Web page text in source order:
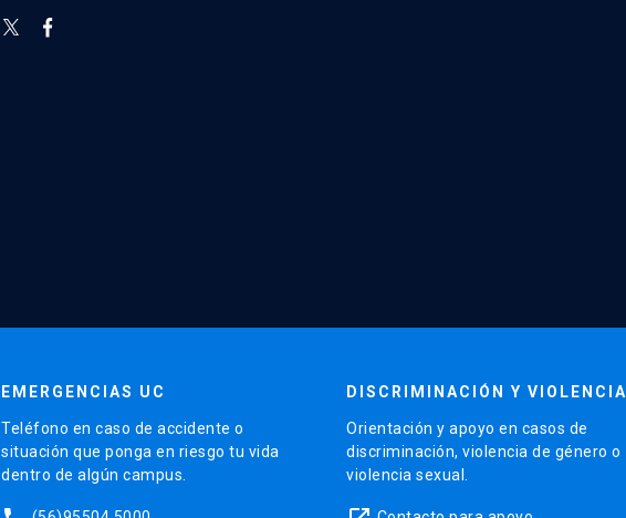
EMERGENCIAS UC
Teléfono en caso de accidente o
situación que ponga en riesgo tu vida
dentro de algún campus.
DISCRIMINACIÓN Y VIOLENCIA
Orientación y apoyo en casos de
discriminación, violencia de género o
violencia sexual.